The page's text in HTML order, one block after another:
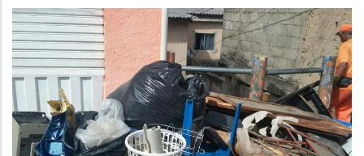
de
navegação